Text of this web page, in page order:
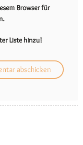
Browser für
Liste hinzu!